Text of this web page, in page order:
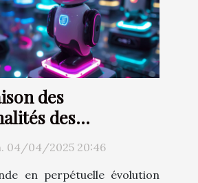
des
des
outils de création
IA
04/04/2025 20:46
en perpétuelle évolution